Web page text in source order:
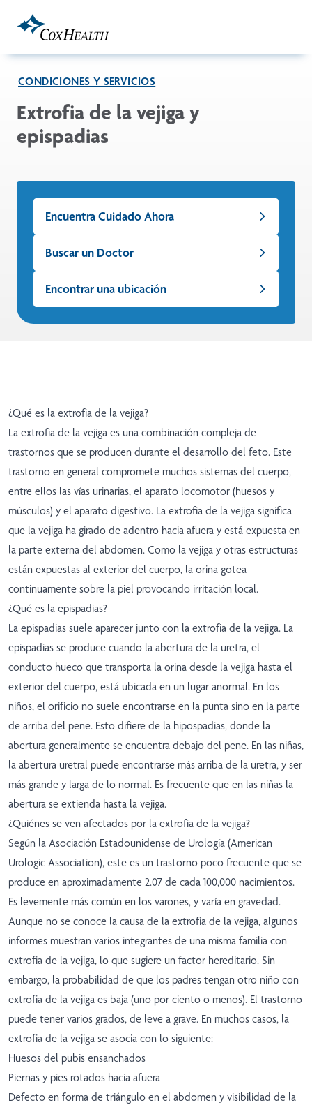
CONDICIONES Y SERVICIOS
Extrofia de la vejiga y
epispadias
Encuentra Cuidado Ahora
Buscar un Doctor
Encontrar una ubicación
¿Qué es la extrofia de la vejiga?
La extrofia de la vejiga es una combinación compleja de
trastornos que se producen durante el desarrollo del feto. Este
trastorno en general compromete muchos sistemas del cuerpo,
entre ellos las vías urinarias, el aparato locomotor (huesos y
músculos) y el aparato digestivo. La extrofia de la vejiga significa
que la vejiga ha girado de adentro hacia afuera y está expuesta en
la parte externa del abdomen. Como la vejiga y otras estructuras
están expuestas al exterior del cuerpo, la orina gotea
continuamente sobre la piel provocando irritación local.
¿Qué es la epispadias?
La epispadias suele aparecer junto con la extrofia de la vejiga. La
epispadias se produce cuando la abertura de la uretra, el
conducto hueco que transporta la orina desde la vejiga hasta el
exterior del cuerpo, está ubicada en un lugar anormal. En los
niños, el orificio no suele encontrarse en la punta sino en la parte
de arriba del pene. Esto difiere de la hipospadias, donde la
abertura generalmente se encuentra debajo del pene. En las niñas,
la abertura uretral puede encontrarse más arriba de la uretra, y ser
más grande y larga de lo normal. Es frecuente que en las niñas la
abertura se extienda hasta la vejiga.
¿Quiénes se ven afectados por la extrofia de la vejiga?
Según la Asociación Estadounidense de Urología (American
Urologic Association), este es un trastorno poco frecuente que se
produce en aproximadamente 2.07 de cada 100,000 nacimientos.
Es levemente más común en los varones, y varía en gravedad.
Aunque no se conoce la causa de la extrofia de la vejiga, algunos
informes muestran varios integrantes de una misma familia con
extrofia de la vejiga, lo que sugiere un factor hereditario. Sin
embargo, la probabilidad de que los padres tengan otro niño con
extrofia de la vejiga es baja (uno por ciento o menos). El trastorno
puede tener varios grados, de leve a grave. En muchos casos, la
extrofia de la vejiga se asocia con lo siguiente:
Huesos del pubis ensanchados
Piernas y pies rotados hacia afuera
Defecto en forma de triángulo en el abdomen y visibilidad de la